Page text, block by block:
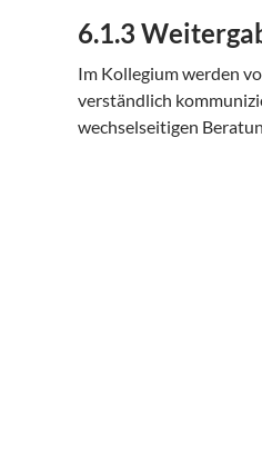
6.1.3
Im Kollegium werden
verständlich
wechselseitigen